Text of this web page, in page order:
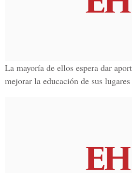
La mayoría de ellos espera dar
mejorar la educación de sus